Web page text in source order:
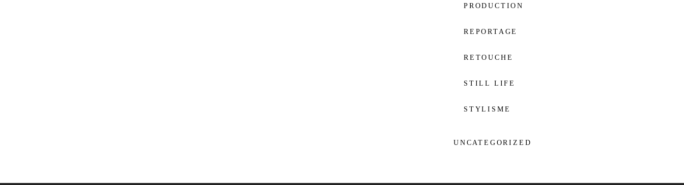
PRODUCTION
REPORTAGE
RETOUCHE
STILL LIFE
STYLISME
UNCATEGORIZED